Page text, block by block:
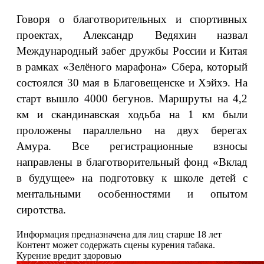
Говоря о благотворительных и спортивных
проектах, Александр Ведяхин назвал
Международный забег дружбы России и Китая
в рамках «Зелёного марафона» Сбера, который
состоялся 30 мая в Благовещенске и Хэйхэ. На
старт вышло 4000 бегунов. Маршруты на 4,2
км и скандинавская ходьба на 1 км были
проложены параллельно на двух берегах
Амура. Все регистрационные взносы
направлены в благотворительный фонд «Вклад
в будущее» на подготовку к школе детей с
ментальными особенностями и опытом
сиротства.
Информация предназначена для лиц старше 18 лет
Контент может содержать сцены курения табака.
Курение вредит здоровью